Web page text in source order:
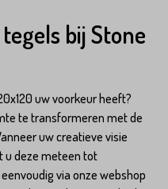
bij Stone
uw voorkeur heeft?
te transformeren met de
uw creatieve visie
u deze meteen tot
via onze webshop